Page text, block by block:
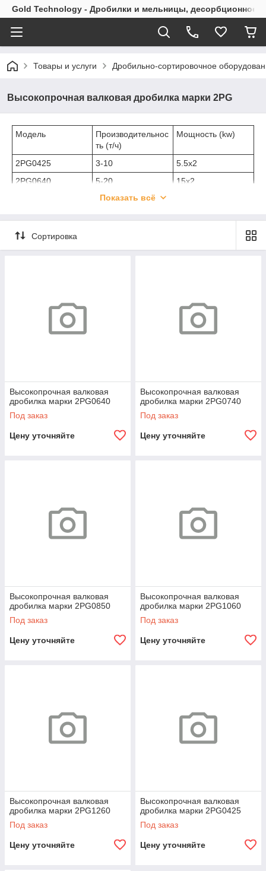
Gold Technology - Дробилки и мельницы, десорбционное
Товары и услуги Дробильно-сортировочное
Высокопрочная валковая дробилка марки 2PG
Модель
Производительнос
ть (т/ч)
Мощность (kw)
2PG0425 3-10
5.5x2
2PG0640
5-20
15x2
10-30
2PG1060
2PG1260
25-70
75x2
Показать всё
Сортировка
Высокопрочная валковая
дробилка марки 2PG0640
Под заказ
Цену уточняйте
Высокопрочная валковая
дробилка марки 2PG0740
Под заказ
Цену уточняйте
Высокопрочная валковая
дробилка марки 2PG0850
Под заказ
Цену уточняйте
Высокопрочная валковая
дробилка марки 2PG1060
Под заказ
Цену уточняйте
Высокопрочная валковая
дробилка марки 2PG1260
Под заказ
Цену уточняйте
Высокопрочная валковая
дробилка марки 2PG0425
Под заказ
Цену уточняйте